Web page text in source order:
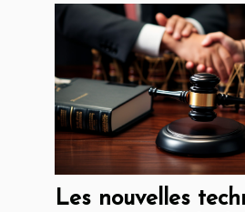
Les nouvelles